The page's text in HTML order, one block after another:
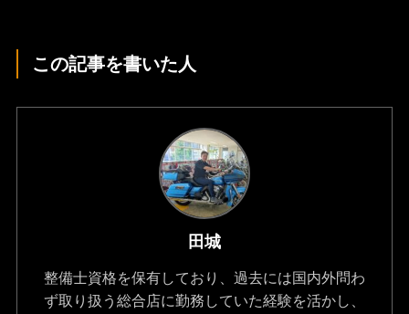
この記事を書いた人
田城
整備士資格を保有しており、過去には国内外問わ
ず取り扱う総合店に勤務していた経験を活かし、